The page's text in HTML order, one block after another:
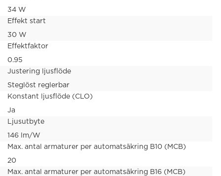
34 W
Effekt start
30 W
Effektfaktor
0.95
Justering ljusflöde
Steglöst reglerbar
Konstant ljusflöde (CLO)
Ja
Ljusutbyte
146 lm/W
Max. antal armaturer per automatsäkring B10 (MCB)
20
Max. antal armaturer per automatsäkring B16 (MCB)